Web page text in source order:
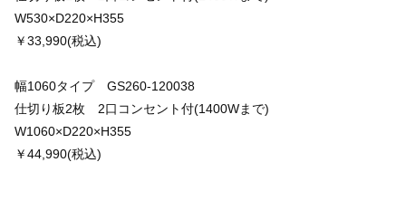
W530×D220×H355
￥33,990(税込)
幅1060タイプ GS260-120038
仕切り板2枚 2口コンセント付(1400Wまで)
W1060×D220×H355
￥44,990(税込)